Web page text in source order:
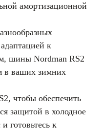
амортизационной
к
шины Nordman RS2
в ваших зимних
чтобы обеспечить
защитой в холодное
готовьтесь к